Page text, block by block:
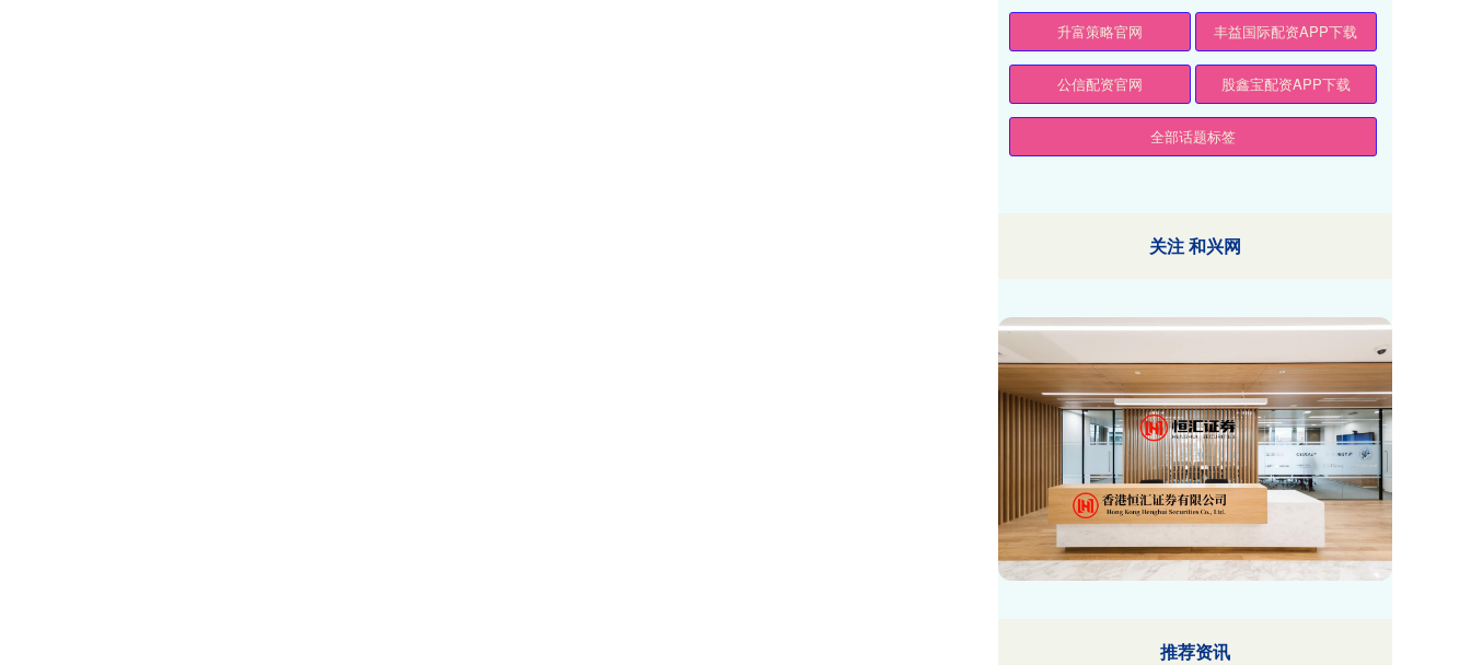
升富策略官网 丰益国际配资APP下载
公信配资官网 股鑫宝配资APP下载
全部话题标签
关注 和兴网
推荐资讯